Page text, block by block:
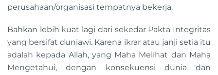
perusahaan/organisasi tempatnya bekerja.
Bahkan lebih kuat lagi dari sekedar Pakta Integritas
yang bersifat duniawi. Karena ikrar atau janji setia itu
adalah kepada Allah, yang Maha Melihat dan Maha
Mengetahui, dengan konsekuensi dunia dan